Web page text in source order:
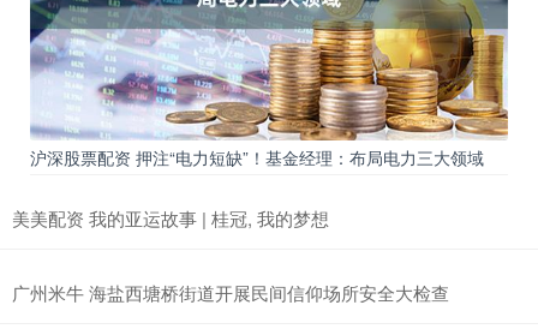
沪深股票配资 押注“电力短缺”！基金经理：布局电力三大领域
美美配资 我的亚运故事 | 桂冠, 我的梦想
广州米牛 海盐西塘桥街道开展民间信仰场所安全大检查